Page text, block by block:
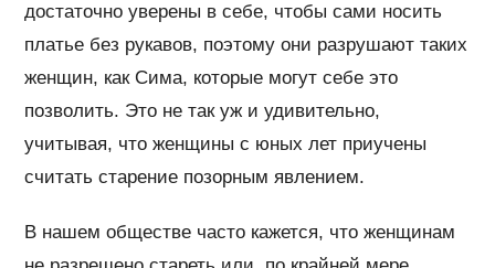
достаточно уверены в себе, чтобы сами носить
платье без рукавов, поэтому они разрушают таких
женщин, как Сима, которые могут себе это
позволить. Это не так уж и удивительно,
учитывая, что женщины с юных лет приучены
считать старение позорным явлением.
В нашем обществе часто кажется, что женщинам